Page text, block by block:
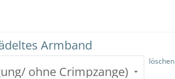
Armband
löschen